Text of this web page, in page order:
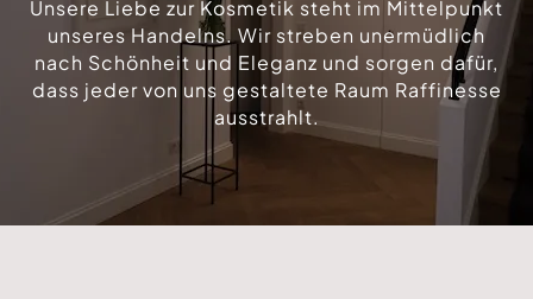
Unsere Liebe zur Kosmetik steht im Mittelpunkt
unseres Handelns. Wir streben unermüdlich
nach Schönheit und Eleganz und sorgen dafür,
dass jeder von uns gestaltete Raum Raffinesse
ausstrahlt.